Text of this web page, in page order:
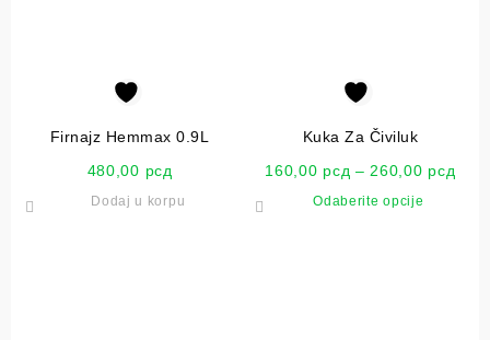
Firnajz Hemmax 0.9L
480,00 рсд
Dodaj u korpu
Kuka Za Čiviluk
160,00 рсд – 260,00 рсд
Odaberite opcije